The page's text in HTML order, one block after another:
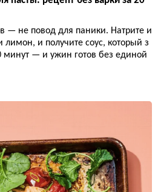
— не повод для паники. Натрите и
лимон, и получите соус, который з
— и ужин готов без единой